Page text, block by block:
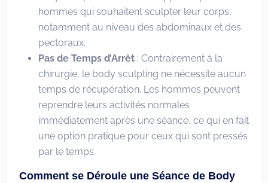
hommes qui souhaitent sculpter leur corps,
notamment au niveau des abdominaux et des
pectoraux.
Pas de Temps d’Arrêt : Contrairement à la
chirurgie, le body sculpting ne nécessite aucun
temps de récupération. Les hommes peuvent
reprendre leurs activités normales
immédiatement après une séance, ce qui en fait
une option pratique pour ceux qui sont pressés
par le temps.
Comment se Déroule une Séance de Body